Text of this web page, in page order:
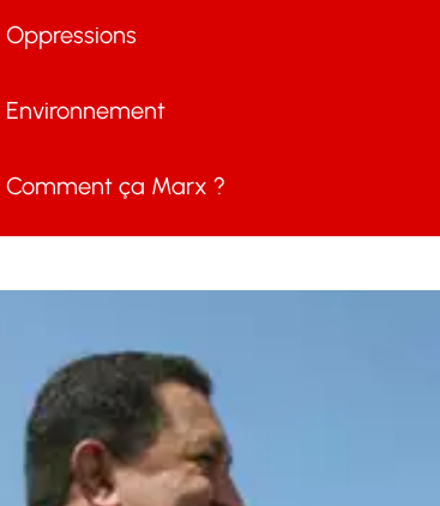
Oppressions
Environnement
Comment ça Marx ?